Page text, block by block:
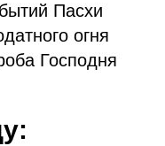
Пасхи
огня
Господня